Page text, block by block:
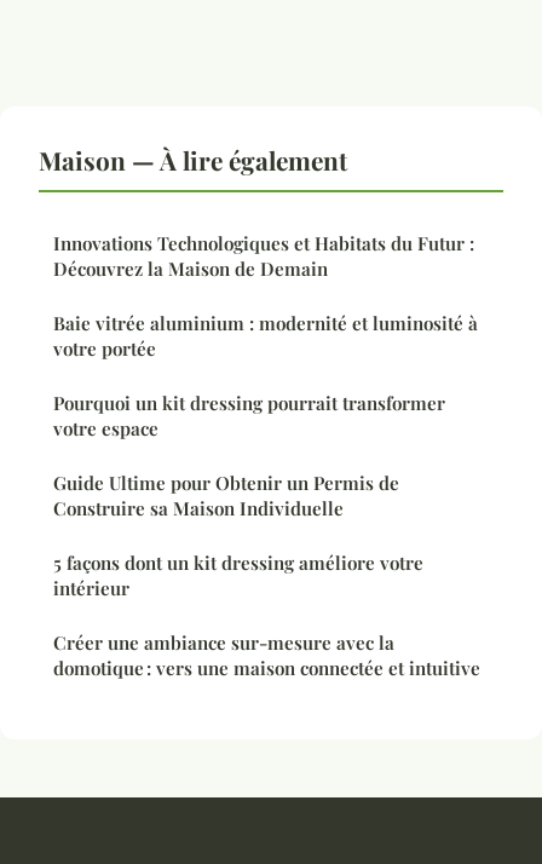
Maison — À lire également
Innovations Technologiques et Habitats du Futur :
Découvrez la Maison de Demain
Baie vitrée aluminium : modernité et luminosité à
votre portée
Pourquoi un kit dressing pourrait transformer
votre espace
Guide Ultime pour Obtenir un Permis de
Construire sa Maison Individuelle
5 façons dont un kit dressing améliore votre
intérieur
Créer une ambiance sur-mesure avec la
domotique : vers une maison connectée et intuitive